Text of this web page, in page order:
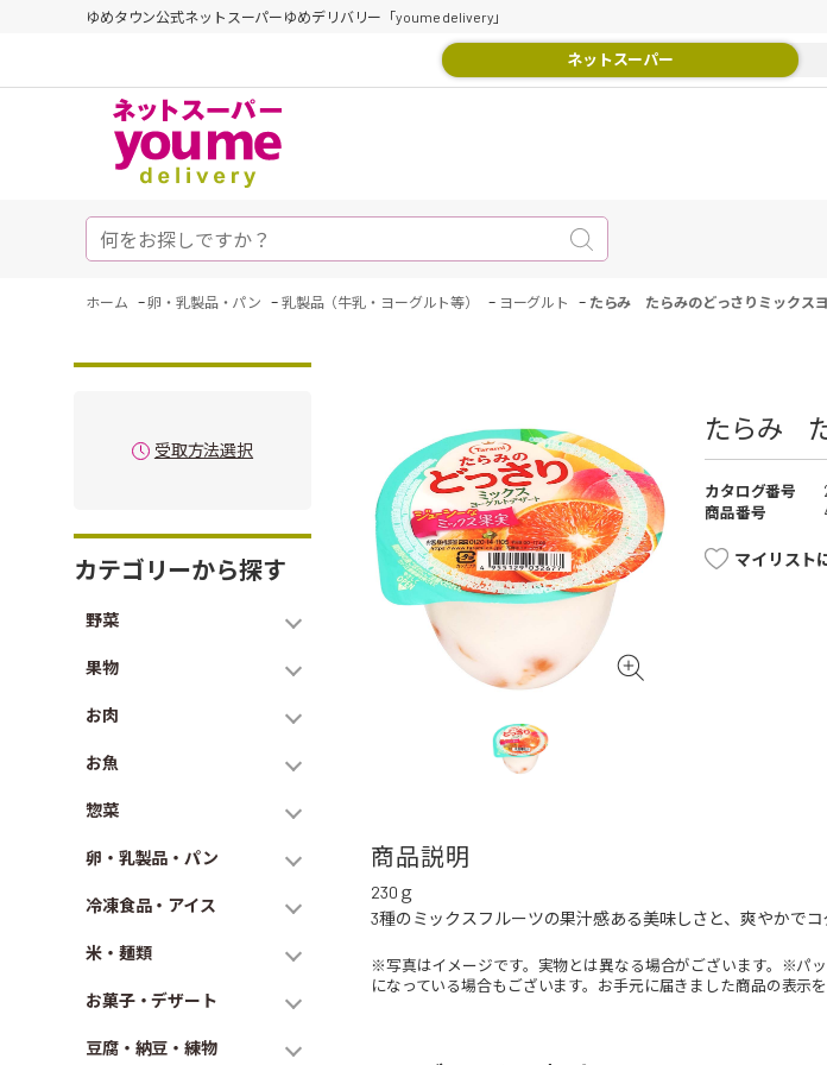
ゆめタウン公式ネットスーパーゆめデリバリー「youme delivery」
ネットスーパー
ホーム -卵・乳製品・パン - 乳製品（牛乳・ヨーグルト等） - ヨーグルト - たらみ たらみのどっさりミックス
受取方法選択
カテゴリーから探す
野菜
果物
お肉
お魚
惣菜
卵・乳製品・パン
冷凍食品・アイス
米・麺類
お菓子・デザート
豆腐・納豆・練物
たらみ
カタログ番号
商品番号
マイリスト
商品説明
230ｇ
3種のミックスフルーツの果汁感ある美味しさと、爽やかで
※写真はイメージです。実物とは異なる場合がございます。※パ
になっている場合もございます。お手元に届きました商品の表示